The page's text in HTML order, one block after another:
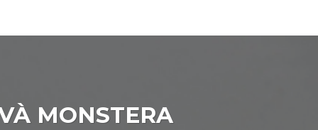
MONSTERA